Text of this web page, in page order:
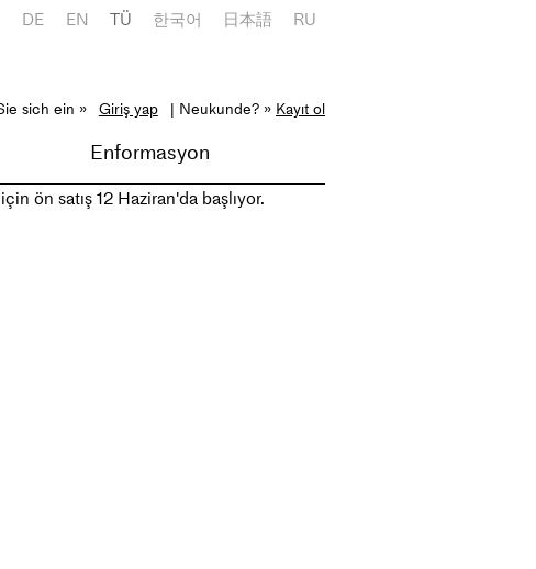
DE EN TÜ 한국어 日本語 RU
sich ein » Giriş yap | Neukunde? » Kayıt ol
Enformasyon
ön satış 12 Haziran'da başlıyor.